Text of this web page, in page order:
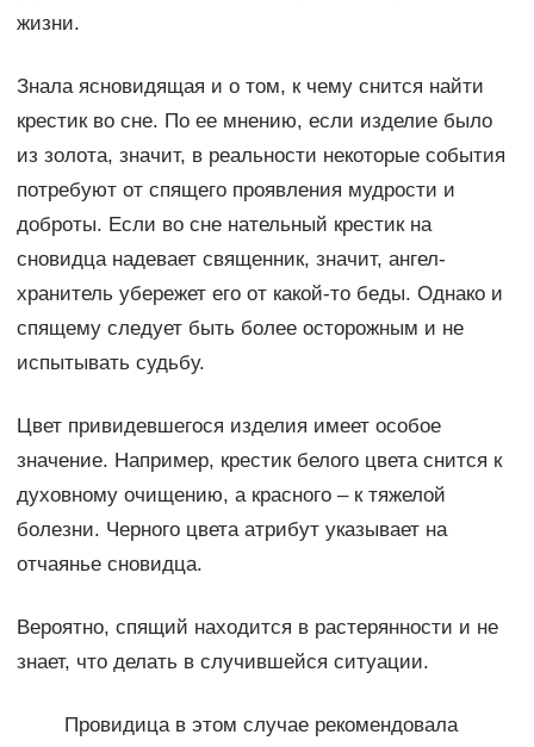
жизни.
Знала ясновидящая и о том, к чему снится найти
крестик во сне. По ее мнению, если изделие было
из золота, значит, в реальности некоторые события
потребуют от спящего проявления мудрости и
доброты. Если во сне нательный крестик на
сновидца надевает священник, значит, ангел-
хранитель убережет его от какой-то беды. Однако и
спящему следует быть более осторожным и не
испытывать судьбу.
Цвет привидевшегося изделия имеет особое
значение. Например, крестик белого цвета снится к
духовному очищению, а красного – к тяжелой
болезни. Черного цвета атрибут указывает на
отчаянье сновидца.
Вероятно, спящий находится в растерянности и не
знает, что делать в случившейся ситуации.
Провидица в этом случае рекомендовала